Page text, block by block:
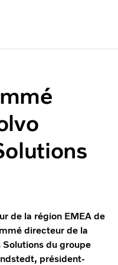
de la région EMEA de
directeur de la
Solutions du groupe
président-